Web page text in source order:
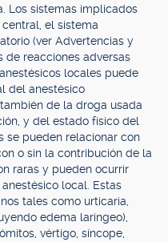
Los sistemas implicados
el sistema
(ver Advertencias y
de reacciones adversas
locales puede
del anestésico
de la droga usada
y del estado físico del
se pueden relacionar con
o sin la contribución de la
raras y pueden ocurrir
local. Estas
tales como urticaria,
edema laríngeo),
vértigo, síncope,